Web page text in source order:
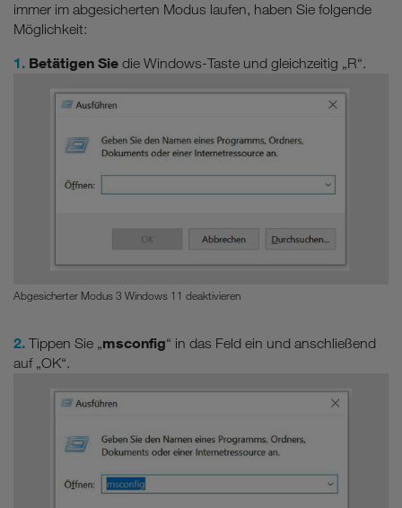
immer im abgesicherten Modus laufen, haben Sie folgende
Möglichkeit:
1. Betätigen Sie die Windows-Taste und gleichzeitig „R“.
Abgesicherter Modus 3 Windows 11 deaktivieren
2. Tippen Sie „msconfig“ in das Feld ein und anschließend
auf „OK“.